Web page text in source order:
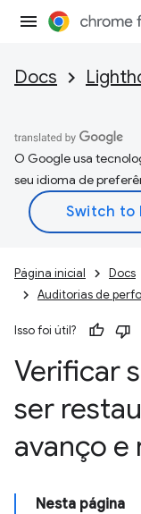
Docs
O Google usa
seu idioma de
Página inicial Docs
Auditorias de
Isso foi útil?
Verificar
ser
avanço e
Nesta página